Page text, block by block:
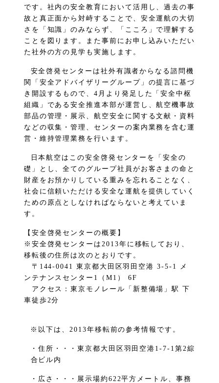
です。社内の安全教育において活用し、過去の事
故と真正面から対峙することで、安全運航の大切
さを「知識」のみならず、「こころ」で理解する
ことを図ります。また事前にお申し込みいただい
た社外の方の見学も実施します。
安全啓発センターは社外有識者からなる諮問機
関「安全アドバイザリーグループ」の提言に基づ
き開設するもので、4月より発足した「安全中枢
組織」である安全推進本部が運営し、航空機事故
部品の管理・展示、航空安全に関する文献・資料
などの収集・管理、センターの案内業務を含む運
営・維持管理業務を行います。
日本航空はこの安全啓発センターを「安全の
礎」とし、全てのグループ社員がお客さまの命と
財産をお預かりしている重みを忘れることなく、
社会に信頼いただける安全な運航を提供していく
ための原点としなければならないと考えていま
す。
【安全啓発センターの概要】
※安全啓発センターは2013年に移転しており、
移転後の住所は次のとおりです。
〒144-0041 東京都大田区羽田空港 3-5-1 メ
ンテナンスセンター1（M1） 6F
アクセス：東京モノレール「新整備場」駅 下
車徒歩2分
※以下は、2013年移転前の参考情報です。
・住所・・・東京都大田区羽田空港1-7-1第2綜
合ビル内
・広さ・・・展示場約622平方メートル、事務